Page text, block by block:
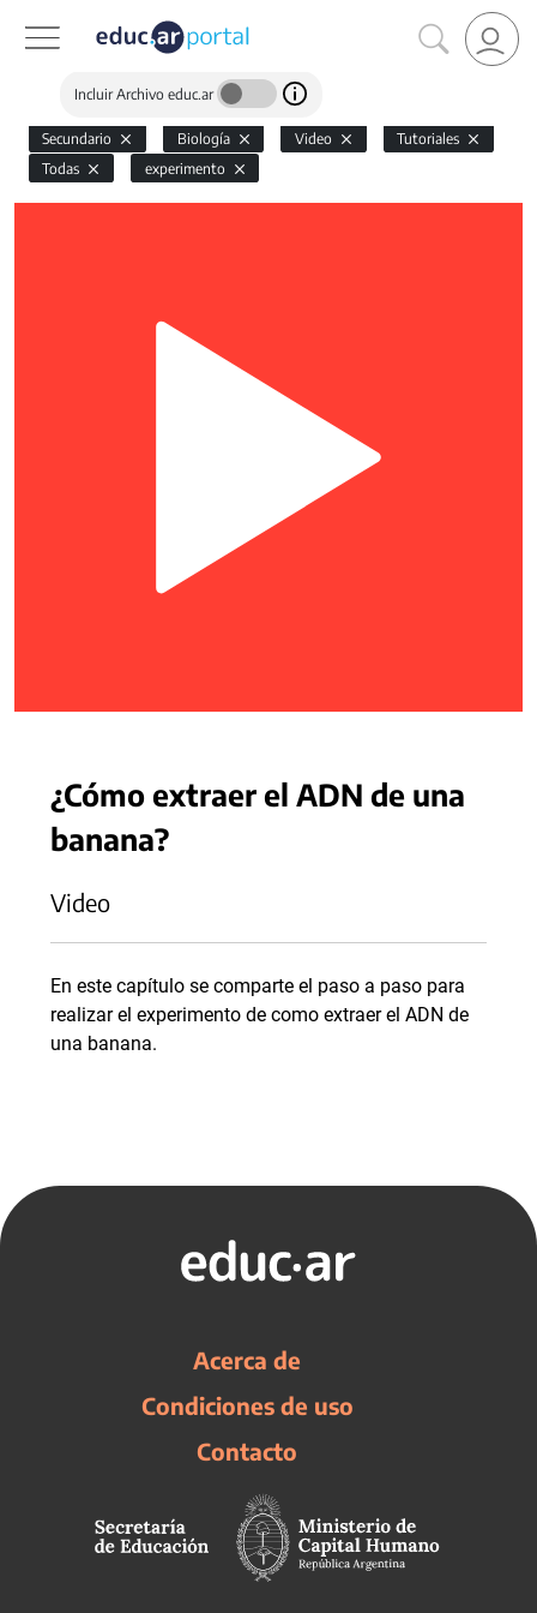
Incluir Archivo educ.ar
Secundario Biología Video
Tutoriales
Todas
experimento
¿Cómo extraer el ADN de una
banana?
Video
En este capítulo se comparte el paso a paso para
realizar el experimento de como extraer el ADN de
una banana.
Acerca de
Condiciones de uso
Contacto